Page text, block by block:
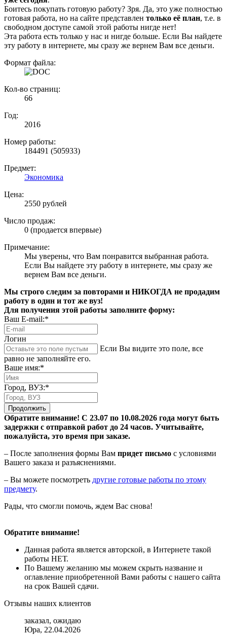
Боитесь покупать готовую работу? Зря. Да, это уже полностью
готовая работа, но на сайте представлен только её план, т.е. в
свободном доступе самой этой работы нигде нет!
Эта работа есть только у нас и нигде больше. Если Вы найдете
эту работу в интернете, мы сразу же вернем Вам все деньги.
Формат файла:
Кол-во страниц:
66
Год:
2016
Номер работы:
184491 (505933)
Предмет:
Экономика
Цена:
2550 рублей
Число продаж:
0 (продается впервые)
Примечание:
Мы уверены, что Вам понравится выбранная работа.
Если Вы найдете эту работу в интернете, мы сразу же
вернем Вам все деньги.
Мы строго следим за повторами и НИКОГДА не продадим
работу в один и тот же вуз!
Для получения этой работы заполните форму:
Ваш E-mail:*
Логин
Если Вы видите это поле, все
равно не заполняйте его.
Ваше имя:*
Город, ВУЗ:*
Продолжить
Обратите внимание! С 23.07 по 10.08.2026 года могут быть
задержки с отправкой работ до 24 часов. Учитывайте,
пожалуйста, это время при заказе.
– После заполнения формы Вам придет письмо с условиями
Вашего заказа и разъяснениями.
– Вы можете посмотреть другие готовые работы по этому
предмету.
Рады, что смогли помочь, ждем Вас снова!
Обратите внимание!
Данная работа является авторской, в Интернете такой
работы НЕТ.
По Вашему желанию мы можем скрыть название и
оглавление приобретенной Вами работы с нашего сайта
на срок Вашей сдачи.
Отзывы наших клиентов
заказал, ожидаю
Юра, 22.04.2026